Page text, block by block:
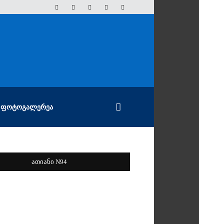
ᲤᲝᲢᲝᲒᲐᲚᲔᲠᲔᲐ
ათიანი N94